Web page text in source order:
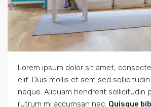
Lorem ipsum dolor sit amet,
elit. Duis mollis et sem sed
neque. Aliquam hendrerit sollicitudin
rutrum mi accumsan nec. Quisque